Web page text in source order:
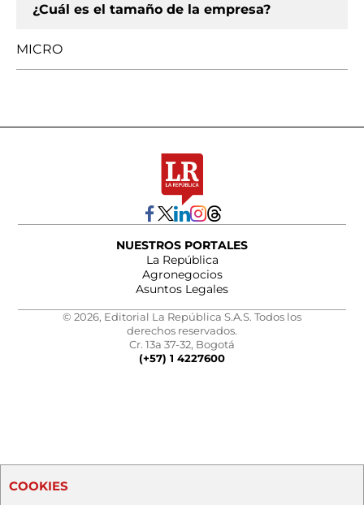
¿Cuál es el tamaño de la empresa?
MICRO
NUESTROS PORTALES
La República
Agronegocios
Asuntos Legales
© 2026, Editorial La República S.A.S. Todos los
derechos reservados.
Cr. 13a 37-32, Bogotá
(+57) 1 4227600
COOKIES